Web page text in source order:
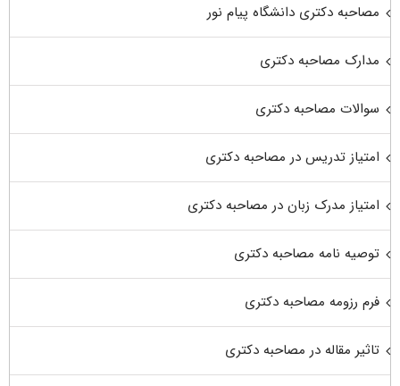
مصاحبه دکتری دانشگاه پیام نور
مدارک مصاحبه دکتری
سوالات مصاحبه دکتری
امتیاز تدریس در مصاحبه دکتری
امتیاز مدرک زبان در مصاحبه دکتری
توصیه نامه مصاحبه دکتری
فرم رزومه مصاحبه دکتری
تاثیر مقاله در مصاحبه دکتری